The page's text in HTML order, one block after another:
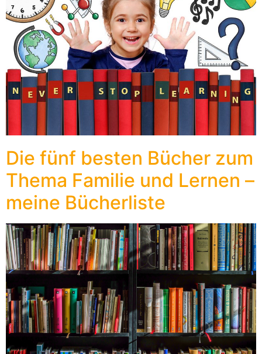
Die fünf besten Bücher zum
Thema Familie und Lernen –
meine Bücherliste